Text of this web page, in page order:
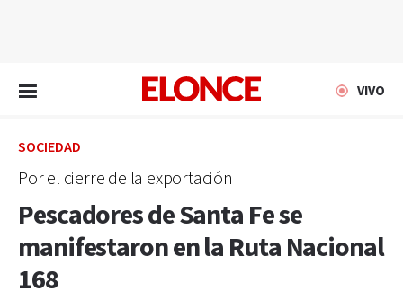
VIVO
SOCIEDAD
Por el cierre de la exportación
Pescadores de Santa Fe se
manifestaron en la Ruta Nacional
168